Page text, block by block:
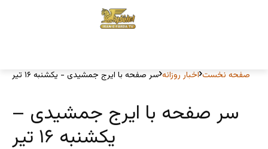
صفحه نخست اخبار روزانه سر صفحه با ایرج جمشیدی - یکشنبه ۱۶ تیر
سر صفحه با ایرج جمشیدی –
یکشنبه ۱۶ تیر